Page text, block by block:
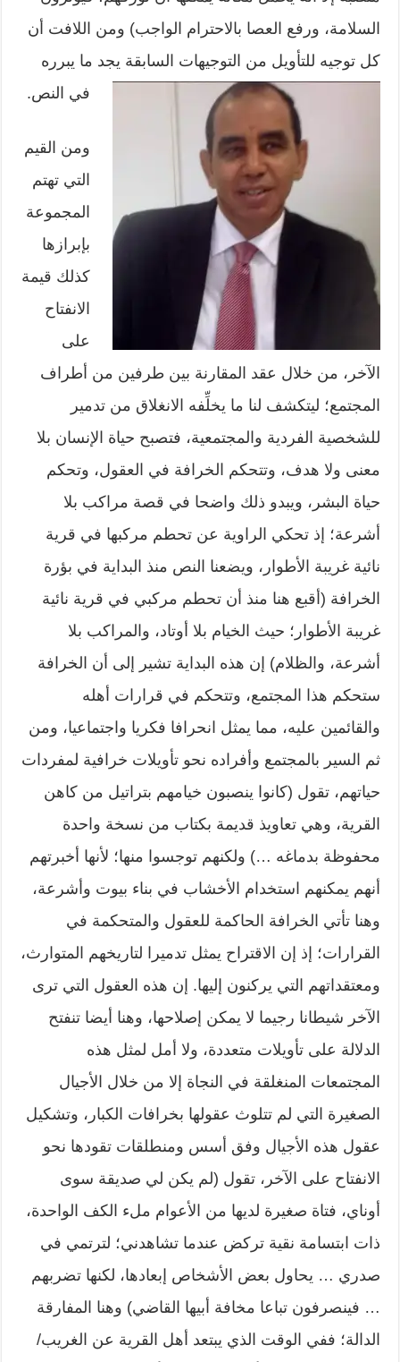
السلامة، ورفع العصا بالاحترام الواجب) ومن اللافت أن
كل توجيه للتأويل من التوجيهات السابقة يجد ما يبرره
في النص.
ومن القيم
التي تهتم
المجموعة
بإبرازها
كذلك قيمة
الانفتاح
على
الآخر، من خلال عقد المقارنة بين طرفين من أطراف
المجتمع؛ ليتكشف لنا ما يخلِّفه الانغلاق من تدمير
للشخصية الفردية والمجتمعية، فتصبح حياة الإنسان بلا
معنى ولا هدف، وتتحكم الخرافة في العقول، وتحكم
حياة البشر، ويبدو ذلك واضحا في قصة مراكب بلا
أشرعة؛ إذ تحكي الراوية عن تحطم مركبها في قرية
نائية غريبة الأطوار، ويضعنا النص منذ البداية في بؤرة
الخرافة (أقبع هنا منذ أن تحطم مركبي في قرية نائية
غريبة الأطوار؛ حيث الخيام بلا أوتاد، والمراكب بلا
أشرعة، والظلام) إن هذه البداية تشير إلى أن الخرافة
ستحكم هذا المجتمع، وتتحكم في قرارات أهله
والقائمين عليه، مما يمثل انحرافا فكريا واجتماعيا، ومن
ثم السير بالمجتمع وأفراده نحو تأويلات خرافية لمفردات
حياتهم، تقول (كانوا ينصبون خيامهم بتراتيل من كاهن
القرية، وهي تعاويذ قديمة بكتاب من نسخة واحدة
محفوظة بدماغه …) ولكنهم توجسوا منها؛ لأنها أخبرتهم
أنهم يمكنهم استخدام الأخشاب في بناء بيوت وأشرعة،
وهنا تأتي الخرافة الحاكمة للعقول والمتحكمة في
القرارات؛ إذ إن الاقتراح يمثل تدميرا لتاريخهم المتوارث،
ومعتقداتهم التي يركنون إليها. إن هذه العقول التي ترى
الآخر شيطانا رجيما لا يمكن إصلاحها، وهنا أيضا تنفتح
الدلالة على تأويلات متعددة، ولا أمل لمثل هذه
المجتمعات المنغلقة في النجاة إلا من خلال الأجيال
الصغيرة التي لم تتلوث عقولها بخرافات الكبار، وتشكيل
عقول هذه الأجيال وفق أسس ومنطلقات تقودها نحو
الانفتاح على الآخر، تقول (لم يكن لي صديقة سوى
أوناي، فتاة صغيرة لديها من الأعوام ملء الكف الواحدة،
ذات ابتسامة نقية تركض عندما تشاهدني؛ لترتمي في
صدري … يحاول بعض الأشخاص إبعادها، لكنها تضربهم
… فينصرفون تباعا مخافة أبيها القاضي) وهنا المفارقة
الدالة؛ ففي الوقت الذي يبتعد أهل القرية عن الغريب/